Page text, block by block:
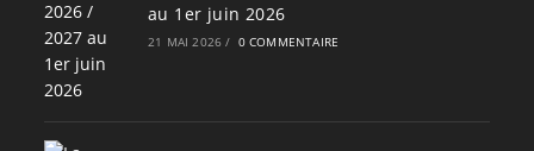
au 1er juin 2026
21 MAI 2026 / 0 COMMENTAIRE